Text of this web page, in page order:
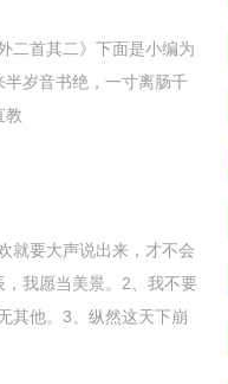
二首其二》下面是小编为
岁音书绝，一寸离肠千
教
就要大声说出来，才不会
我愿当美景。2、我不要
其他。3、纵然这天下崩